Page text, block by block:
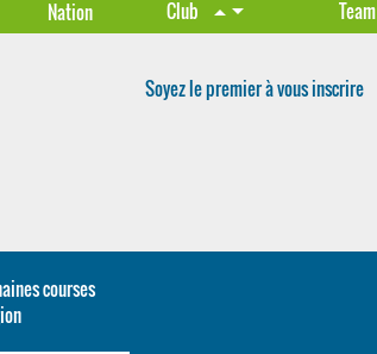
Nation Club arrow_drop_uparrow_drop_down Team
Soyez le premier à vous inscrire
courses